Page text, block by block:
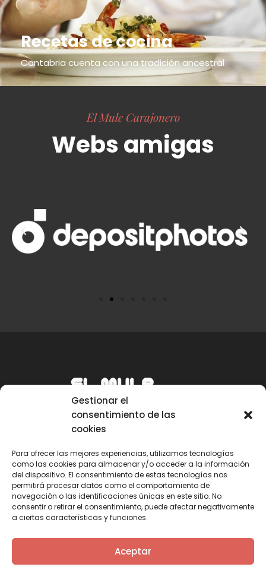
Gestionar el
consentimiento de las
cookies
Para ofrecer las mejores experiencias, utilizamos tecnologías
como las cookies para almacenar y/o acceder a la información
del dispositivo. El consentimiento de estas tecnologías nos
permitirá procesar datos como el comportamiento de
navegación o las identificaciones únicas en este sitio. No
consentir o retirar el consentimiento, puede afectar negativamente
a ciertas características y funciones.
Aceptar
Recetas de cocina
Cantabria cuenta con una tradición ancestral
El Mule Carajonero
Webs amigas
Email
mule@mulecarajonero.com
Síguenos en redes sociales
a
T
w
Y
o n